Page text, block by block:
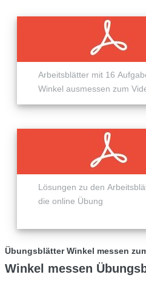
Arbeitsblätter mit 16
Winkel ausmessen zum
Lösungen zu den
die online Übung
Übungsblätter Winkel messen
Winkel messen